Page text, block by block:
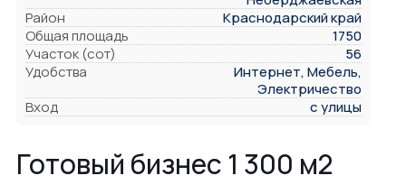
Район
Краснодарский край
Общая площадь
1750
Участок (сот)
56
Удобства
Интернет, Мебель,
Электричество
Вход
с улицы
Готовый бизнес 1 300 м2